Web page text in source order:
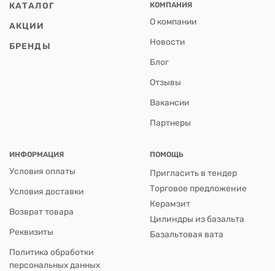
КАТАЛОГ
АКЦИИ
БРЕНДЫ
КОМПАНИЯ
О компании
Новости
Блог
Отзывы
Вакансии
Партнеры
ИНФОРМАЦИЯ
Условия оплаты
Условия доставки
Возврат товара
Реквизиты
Политика обработки
персональных данных
ПОМОЩЬ
Пригласить в тендер
Торговое предложение
Керамзит
Цилиндры из базальта
Базальтовая вата